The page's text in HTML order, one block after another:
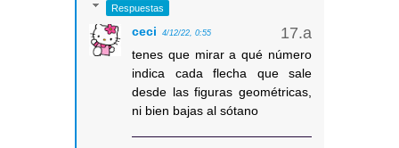
Respuestas
ceci 4/12/22, 0:55
tenes que mirar a qué número
indica cada flecha que sale
desde las figuras geométricas,
ni bien bajas al sótano